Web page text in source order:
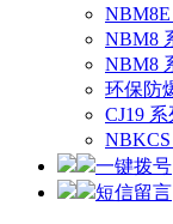
NBM8
NBM8
环保防
CJ19
一键拨号
短信留言